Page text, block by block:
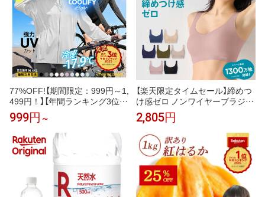
77%OFF!【期間限定：999円～1,
499円！】【年間ランキング3位】
UVパーカー UV UPF50+ UVカッ
ト ラッシュガード レディース
自転車 長袖 薄手 日焼け止め ス
ポーツ ジム ヨガ マスク 元祖冷
感coolify【完全防備UVカットパ
999円 ～
【楽天限定タイムセール】締めつ
け感ゼロ ノンワイヤーブラジャ
ー スロギー ゼロ フィール ベー
シック 2 ブラトップ ハーフトッ
プ sloggi Zero Feel Top JX トリ
ンプ
2,805円